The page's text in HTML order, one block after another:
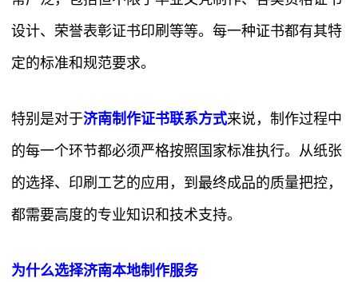
设计、荣誉表彰证书印刷等等。每一种证书都有其特
定的标准和规范要求。
特别是对于济南制作证书联系方式来说，制作过程中
的每一个环节都必须严格按照国家标准执行。从纸张
的选择、印刷工艺的应用，到最终成品的质量把控，
都需要高度的专业知识和技术支持。
为什么选择济南本地制作服务